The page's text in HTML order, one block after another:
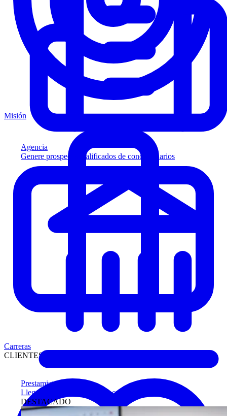
Agencia
Genere prospectos calificados de concesionarios
Prestamistas
Llegue antes a compradores calificados
DESTACADO
Misión
Carreras
CLIENTES